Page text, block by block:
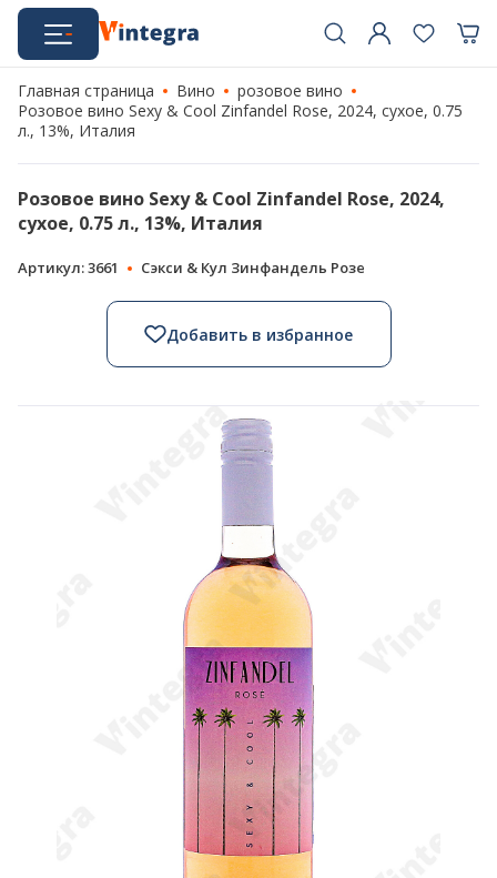
Главная страница Вино
розовое вино
Розовое вино Sexy & Cool Zinfandel Rose, 2024, сухое, 0.75
л., 13%, Италия
Розовое вино Sexy & Cool Zinfandel Rose, 2024,
сухое, 0.75 л., 13%, Италия
Артикул: 3661 Сэкси & Кул Зинфандель Розе
Добавить в избранное